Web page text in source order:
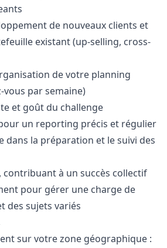
de nouveaux clients et
existant (up-selling, cross-
de votre planning
vous par semaine)
et goût du challenge
un reporting précis et régulier
dans la préparation et le suivi des
contribuant à un succès collectif
pour gérer une charge de
des sujets variés
sur votre zone géographique :